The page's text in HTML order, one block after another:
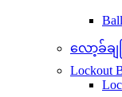
လော့ခ်ခ
Lockout